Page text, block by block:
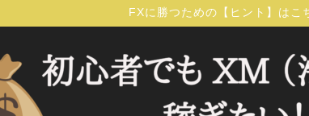
FXに勝つための【ヒント】はこ